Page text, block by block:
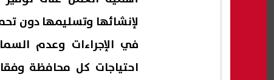
لإنشائها وتسليمها دون
في الإجراءات وعدم
احتياجات كل محافظة